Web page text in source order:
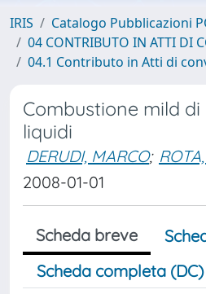
IRIS
Catalogo Pubblicazioni
04 CONTRIBUTO IN ATTI DI
04.1 Contributo in Atti di
Combustione mild
liquidi
DERUDI, MARCO;
2008-01-01
Scheda breve
Scheda completa (DC)